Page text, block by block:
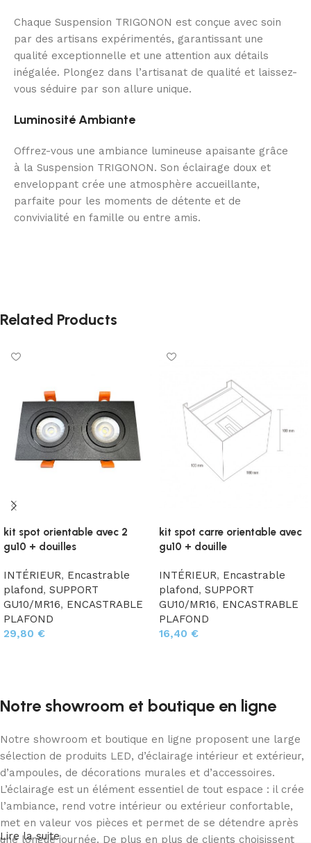
Chaque Suspension TRIGONON est conçue avec soin
par des artisans expérimentés, garantissant une
qualité exceptionnelle et une attention aux détails
inégalée. Plongez dans l’artisanat de qualité et laissez-
vous séduire par son allure unique.
Luminosité Ambiante
Offrez-vous une ambiance lumineuse apaisante grâce
à la Suspension TRIGONON. Son éclairage doux et
enveloppant crée une atmosphère accueillante,
parfaite pour les moments de détente et de
convivialité en famille ou entre amis.
Related Products
kit spot orientable avec 2
gu10 + douilles
INTÉRIEUR, Encastrable
plafond, SUPPORT
GU10/MR16, ENCASTRABLE
PLAFOND
29,80 €
kit spot carre orientable avec
gu10 + douille
INTÉRIEUR, Encastrable
plafond, SUPPORT
GU10/MR16, ENCASTRABLE
PLAFOND
16,40 €
Notre showroom et boutique en ligne
Notre showroom et boutique en ligne proposent une large
sélection de produits LED, d’éclairage intérieur et extérieur,
d’ampoules, de décorations murales et d’accessoires.
L’éclairage est un élément essentiel de tout espace : il crée
l’ambiance, rend votre intérieur ou extérieur confortable,
met en valeur vos pièces et permet de se détendre après
une longue journée. De plus en plus de clients choisissent
Lire la suite